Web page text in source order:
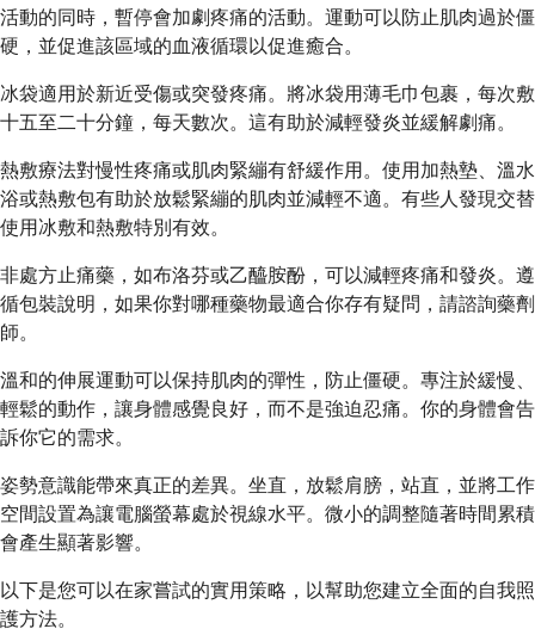
活動的同時，暫停會加劇疼痛的活動。運動可以防止肌肉過於僵
硬，並促進該區域的血液循環以促進癒合。
冰袋適用於新近受傷或突發疼痛。將冰袋用薄毛巾包裹，每次敷
十五至二十分鐘，每天數次。這有助於減輕發炎並緩解劇痛。
熱敷療法對慢性疼痛或肌肉緊繃有舒緩作用。使用加熱墊、溫水
浴或熱敷包有助於放鬆緊繃的肌肉並減輕不適。有些人發現交替
使用冰敷和熱敷特別有效。
非處方止痛藥，如布洛芬或乙醯胺酚，可以減輕疼痛和發炎。遵
循包裝說明，如果你對哪種藥物最適合你存有疑問，請諮詢藥劑
師。
溫和的伸展運動可以保持肌肉的彈性，防止僵硬。專注於緩慢、
輕鬆的動作，讓身體感覺良好，而不是強迫忍痛。你的身體會告
訴你它的需求。
姿勢意識能帶來真正的差異。坐直，放鬆肩膀，站直，並將工作
空間設置為讓電腦螢幕處於視線水平。微小的調整隨著時間累積
會產生顯著影響。
以下是您可以在家嘗試的實用策略，以幫助您建立全面的自我照
護方法。